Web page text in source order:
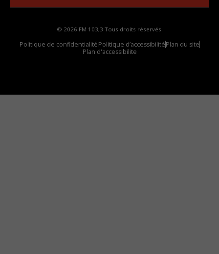
© 2026 FM 103,3 Tous droits réservés.
Politique de confidentialitéPolitique d’accessibilitéPlan du site
Plan d'accessibilite